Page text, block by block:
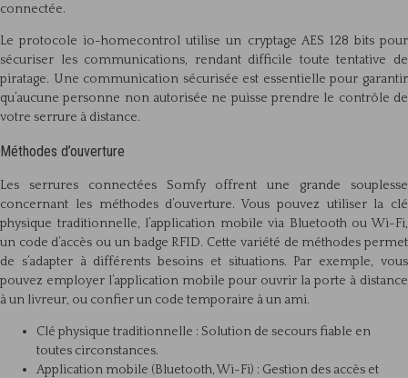
connectée.
Le protocole io-homecontrol utilise un cryptage AES 128 bits pour
sécuriser les communications, rendant difficile toute tentative de
piratage. Une communication sécurisée est essentielle pour garantir
qu’aucune personne non autorisée ne puisse prendre le contrôle de
votre serrure à distance.
Méthodes d’ouverture
Les serrures connectées Somfy offrent une grande souplesse
concernant les méthodes d’ouverture. Vous pouvez utiliser la clé
physique traditionnelle, l’application mobile via Bluetooth ou Wi-Fi,
un code d’accès ou un badge RFID. Cette variété de méthodes permet
de s’adapter à différents besoins et situations. Par exemple, vous
pouvez employer l’application mobile pour ouvrir la porte à distance
à un livreur, ou confier un code temporaire à un ami.
Clé physique traditionnelle : Solution de secours fiable en
toutes circonstances.
Application mobile (Bluetooth, Wi-Fi) : Gestion des accès et